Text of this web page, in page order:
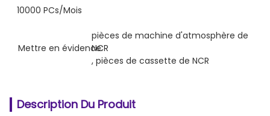
10000 PCs/mois
Mettre en évidence:
pièces de machine d'atmosphère de
NCR
, pièces de cassette de NCR
Description Du Produit